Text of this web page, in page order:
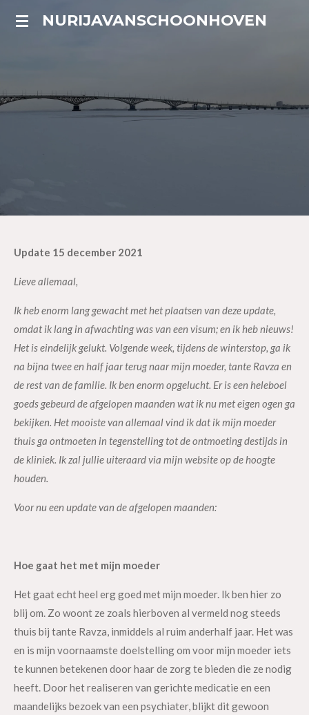
Ga
hoofdinhoud
NURIJAVANSCHOONHOVEN
Update 15 december 2021
Lieve allemaal,
Ik heb enorm lang gewacht met het plaatsen van deze update,
omdat ik lang in afwachting was van een visum; en ik heb nieuws!
Het is eindelijk gelukt. Volgende week, tijdens de winterstop, ga ik
na bijna twee en half jaar terug naar mijn moeder, tante Ravza en
de rest van de familie. Ik ben enorm opgelucht. Er is een heleboel
goeds gebeurd de afgelopen maanden wat ik nu met eigen ogen ga
bekijken. Het mooiste van allemaal vind ik dat ik mijn moeder
thuis ga ontmoeten in tegenstelling tot de ontmoeting destijds in
de kliniek. Ik zal jullie uiteraard via mijn website op de hoogte
houden.
Voor nu een update van de afgelopen maanden:
Hoe gaat het met mijn moeder
Het gaat echt heel erg goed met mijn moeder. Ik ben hier zo
blij om. Zo woont ze zoals hierboven al vermeld nog steeds
thuis bij tante Ravza, inmiddels al ruim anderhalf jaar. Het was
en is mijn voornaamste doelstelling om voor mijn moeder iets
te kunnen betekenen door haar de zorg te bieden die ze nodig
heeft. Door het realiseren van gerichte medicatie en een
maandelijks bezoek van een psychiater, blijkt dit gewoon